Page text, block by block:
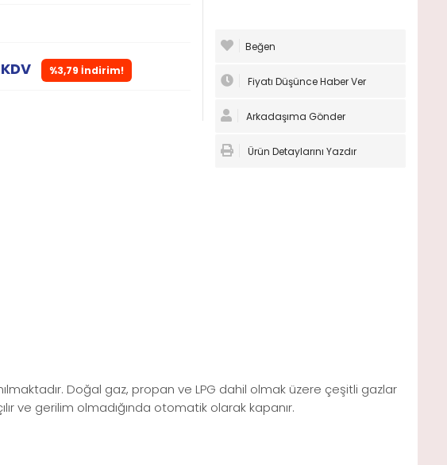
%3,79 İndirim!
Beğen
Fiyatı Düşünce Haber Ver
Arkadaşıma Gönder
Ürün Detaylarını Yazdır
Doğal gaz, propan ve LPG dahil olmak üzere çeşitli gazlar
ve gerilim olmadığında otomatik olarak kapanır.